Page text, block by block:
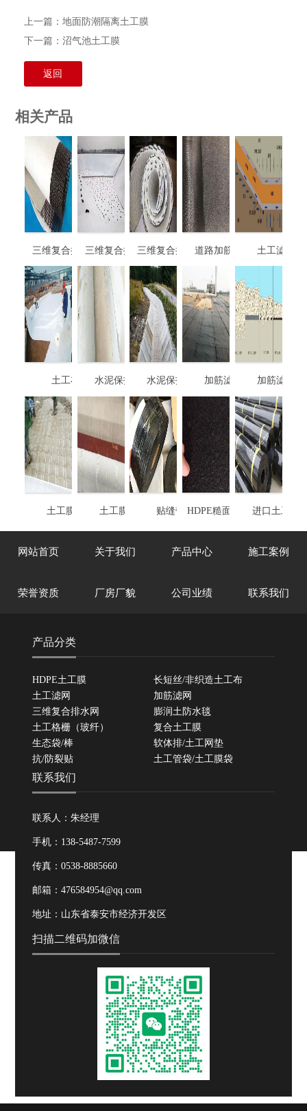
上一篇： 地面防潮隔离土工膜
下一篇： 沼气池土工膜
返回
相关产品
三维复合排水网
4mm厚-8mm厚
三维复合排水网三维复合排水网道路加筋滤网 土工滤网
土工布 水泥保护毯 水泥保护毯 加筋滤网 加筋滤网
土工膜袋 土工膜袋 贴缝带
HDPE糙面土工膜
（单面 双面）
进口土工膜
网站首页 关于我们 产品中心 施工案例
荣誉资质 厂房厂貌 公司业绩 联系我们
产品分类
HDPE土工膜
长短丝/非织造土工布
土工滤网
加筋滤网
三维复合排水网
膨润土防水毯
土工格栅（玻纤）
复合土工膜
生态袋/棒
软体排/土工网垫
抗/防裂贴
土工管袋/土工膜袋
联系我们
联系人：朱经理
手机：138-5487-7599
传真：0538-8885660
邮箱：476584954@qq.com
地址：山东省泰安市经济开发区
扫描二维码加微信